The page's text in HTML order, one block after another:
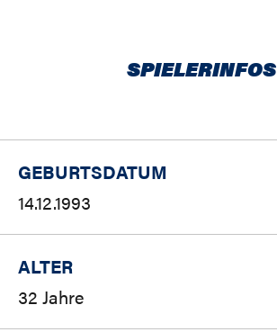
SPIELERINFOS
GEBURTSDATUM
14.12.1993
ALTER
32 Jahre